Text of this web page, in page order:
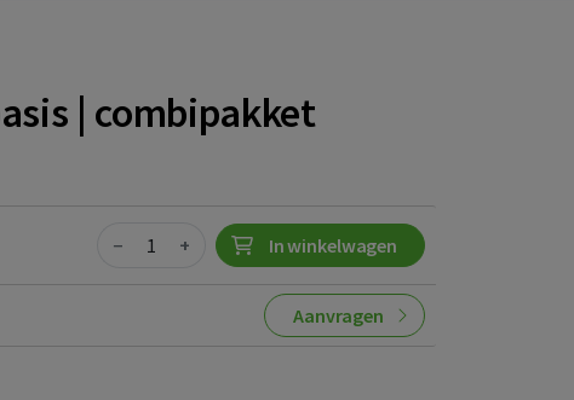
| combipakket
Quantity
− + In winkelwagen
Aanvragen